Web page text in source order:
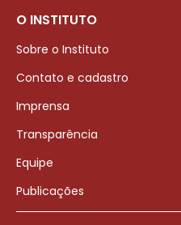
O INSTITUTO
Sobre o Instituto
Contato e cadastro
Imprensa
Transparência
Equipe
Publicações